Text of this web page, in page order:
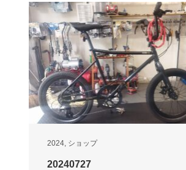
2024, ショップ
20240727